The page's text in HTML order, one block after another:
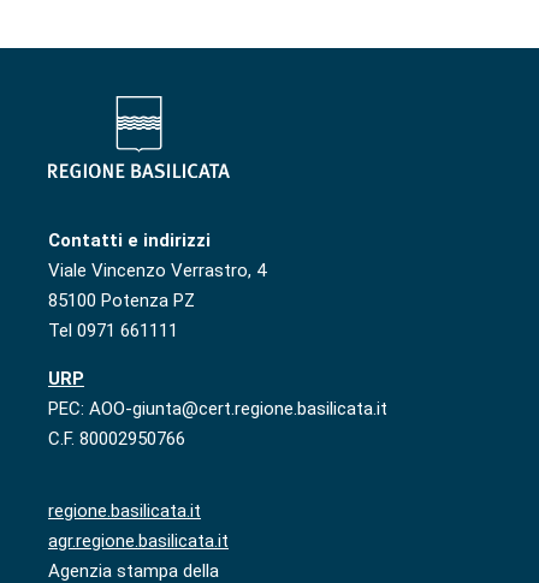
Contatti e indirizzi
Viale Vincenzo Verrastro, 4
85100 Potenza PZ
Tel 0971 661111
URP
PEC: AOO-giunta@cert.regione.basilicata.it
C.F. 80002950766
regione.basilicata.it
agr.regione.basilicata.it
Agenzia stampa della